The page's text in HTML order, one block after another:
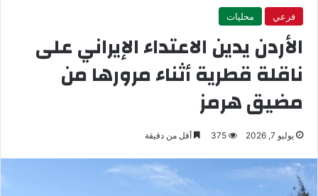
فرعي محليات
الأردن يدين الاعتداء الإيراني على
ناقلة قطرية أثناء مرورها من
مضيق هرمز
يوليو 7, 2026 375 أقل من دقيقة